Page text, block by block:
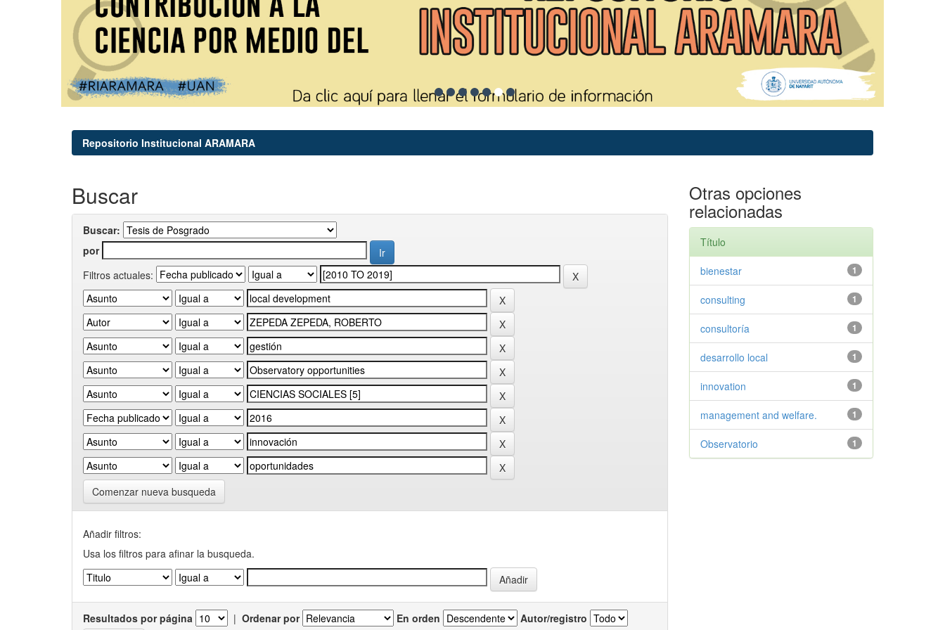
Repositorio Institucional ARAMARA
Buscar
Buscar:
por
Filtros actuales:
Comenzar nueva busqueda
Añadir filtros:
Usa los filtros para afinar la busqueda.
Resultados por página | Ordenar por En orden Autor/registro
Otras opciones
relacionadas
Título
1
bienestar
1
consulting
1
consultoría
1
desarrollo local
1
innovation
1
management and welfare.
1
Observatorio